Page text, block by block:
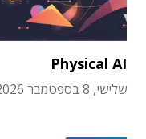
Physical AI
שלישי, 8 בספטמבר 2026